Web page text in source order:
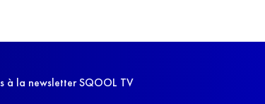
l'exemple d'élèves "qui ont une AESH,
d'être en situation de handicap pour aller à
à la newsletter SQOOL TV